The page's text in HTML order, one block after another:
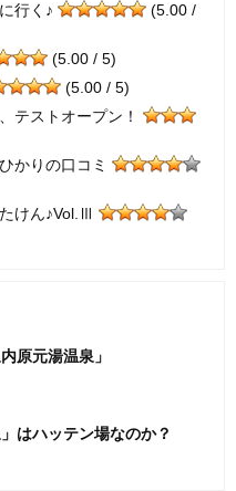
行く♪
(5.00 /
(5.00 / 5)
(5.00 / 5)
テストオープン！
かりの口コミ
けん♪Vol.Ⅲ
原元湯温泉」
はハッテン場なのか？